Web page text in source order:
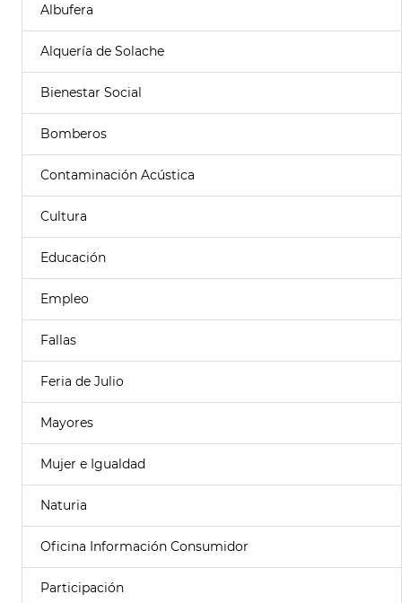
Albufera
Alquería de Solache
Bienestar Social
Bomberos
Contaminación Acústica
Cultura
Educación
Empleo
Fallas
Feria de Julio
Mayores
Mujer e Igualdad
Naturia
Oficina Información Consumidor
Participación